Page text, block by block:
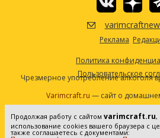
Реклама
Политика
Пользовательское
Чрезмерное употребление алкоголя
Varimcraft.ru — сайт о
Сетевое издание «Варимкрафт».
Федеральной службе по надзору в
Продолжая работу с сайтом varimcraft.ru,
использование cookies вашего браузера с
также соглашаетесь с документами: